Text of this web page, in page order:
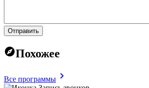
Отправить
Похожее
Все программы